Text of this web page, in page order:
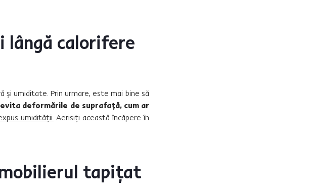
lângă calorifere
umiditate. Prin urmare, este mai bine să
deformările de suprafață, cum ar
umidității. Aerisiți această încăpere în
tapițat